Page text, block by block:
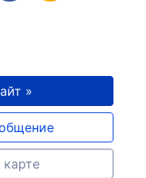
»
карте